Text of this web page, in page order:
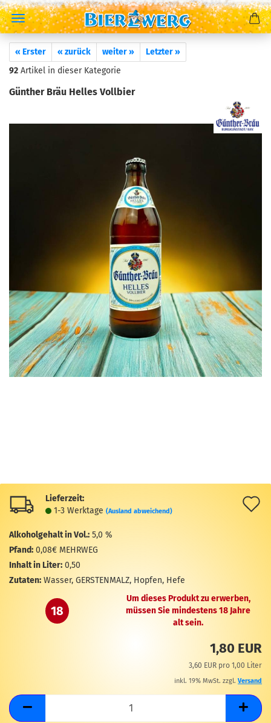
« Erster « zurück weiter »
Letzter »
92 Artikel in dieser Kategorie
Günther Bräu Helles Vollbier
Lieferzeit:
1-3 Werktage (Ausland abweichend)
Alkoholgehalt in Vol.: 5,0 %
Pfand: 0,08€ MEHRWEG
Inhalt in Liter: 0,50
Zutaten: Wasser, GERSTENMALZ, Hopfen, Hefe
18
Um dieses Produkt zu erwerben,
müssen Sie mindestens 18 Jahre
alt sein.
1,80 EUR
3,60 EUR pro 1,00 Liter
inkl. 19% MwSt. zzgl. Versand